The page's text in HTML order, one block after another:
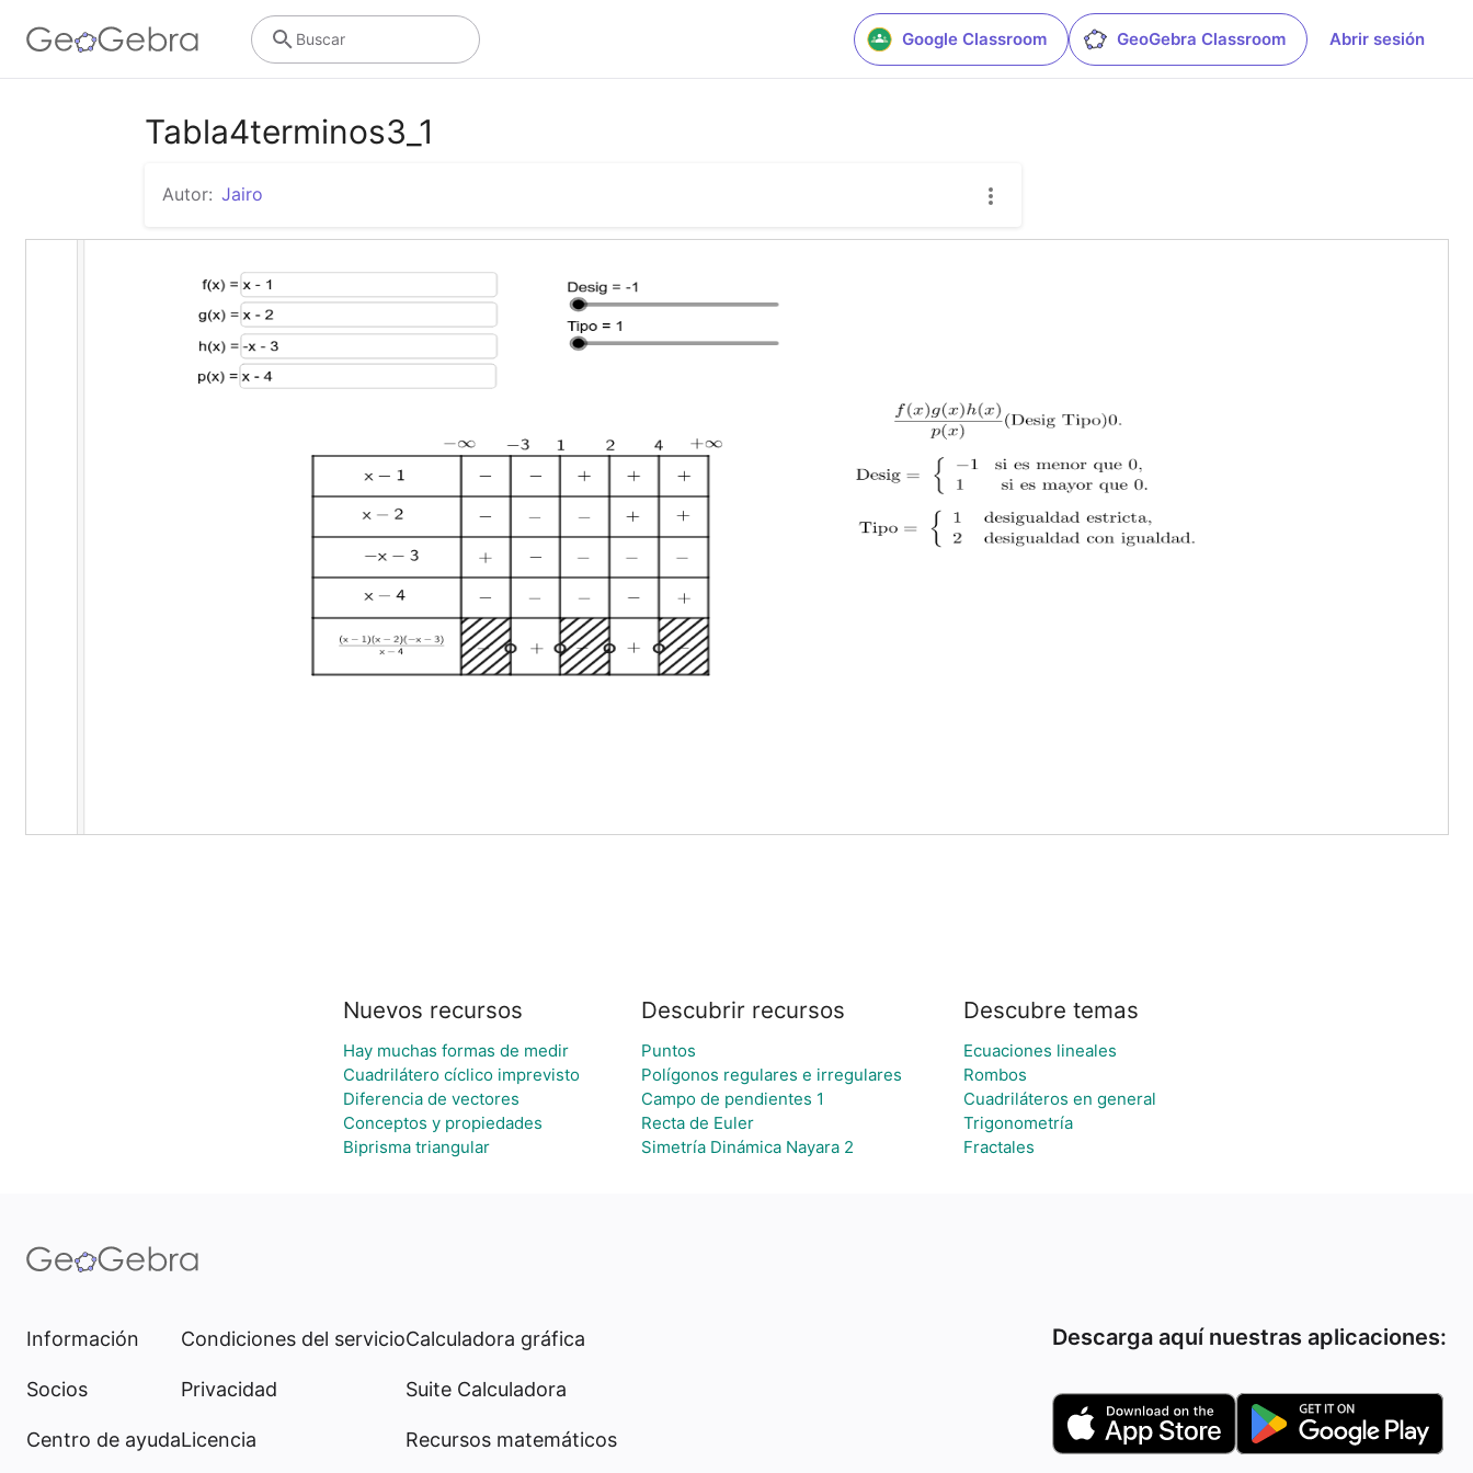
Google Classroom GeoGebra Classroom Abrir sesión
Buscar
Tabla4terminos3_1
Autor: Jairo
Nuevos recursos
Hay muchas formas de medir
Cuadrilátero cíclico imprevisto
Diferencia de vectores
Conceptos y propiedades
Biprisma triangular
Descubrir recursos
Puntos
Polígonos regulares e irregulares
Campo de pendientes 1
Recta de Euler
Simetría Dinámica Nayara 2
Descubre temas
Ecuaciones lineales
Rombos
Cuadriláteros en general
Trigonometría
Fractales
Información
Socios
Centro de ayuda
Condiciones del servicio
Privacidad
Licencia
Calculadora gráfica
Suite Calculadora
Recursos matemáticos
Descarga aquí nuestras aplicaciones: